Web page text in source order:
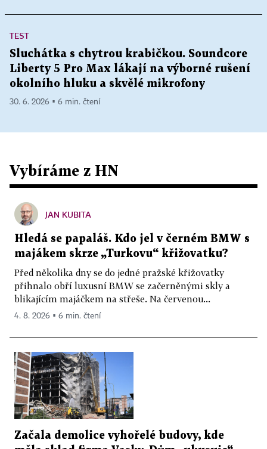
TEST
Sluchátka s chytrou krabičkou. Soundcore
Liberty 5 Pro Max lákají na výborné rušení
okolního hluku a skvělé mikrofony
30. 6. 2026 ▪ 6 min. čtení
Vybíráme z HN
JAN KUBITA
Hledá se papaláš. Kdo jel v černém BMW s
majákem skrze „Turkovu“ křižovatku?
Před několika dny se do jedné pražské křižovatky
přihnalo obří luxusní BMW se začerněnými skly a
blikajícím majáčkem na střeše. Na červenou...
4. 8. 2026 ▪ 6 min. čtení
Začala demolice vyhořelé budovy, kde